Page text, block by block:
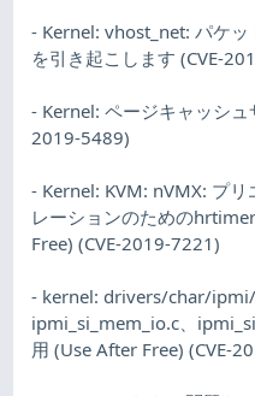
- Kernel: vhost_net: パケ
を引き起こします (CVE-
- Kernel: ページキャッシ
2019-5489)
- Kernel: KVM: nVMX: プ
レーションのための
Free) (CVE-2019-7221)
- kernel: drivers/char/ipmi/
ipmi_si_mem_io.c、
用 (Use After Free) (CVE-